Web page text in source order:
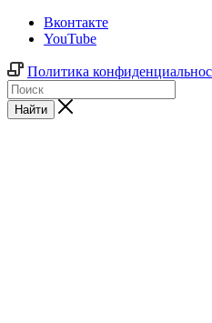
Вконтакте
YouTube
Политика
Найти